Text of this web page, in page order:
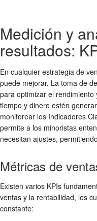
Medición y
resultados:
En cualquier estrategia de
puede mejorar. La toma de
para optimizar el
tiempo y dinero estén
monitorear los Indicadores
permite a los minoristas
necesitan ajustes,
Métricas de
Existen varios KPIs
ventas y la rentabilidad, los
constante: